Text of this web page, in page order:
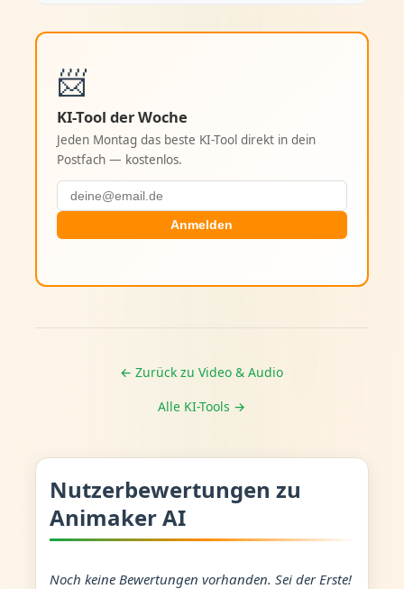
📨
KI-Tool der Woche
Jeden Montag das beste KI-Tool direkt in dein
Postfach — kostenlos.
Anmelden
← Zurück zu Video & Audio
Alle KI-Tools →
Nutzerbewertungen zu
Animaker AI
Noch keine Bewertungen vorhanden. Sei der Erste!